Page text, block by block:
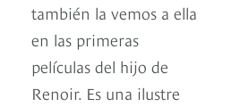
también la vemos a ella
en las primeras
películas del hijo de
Renoir. Es una ilustre